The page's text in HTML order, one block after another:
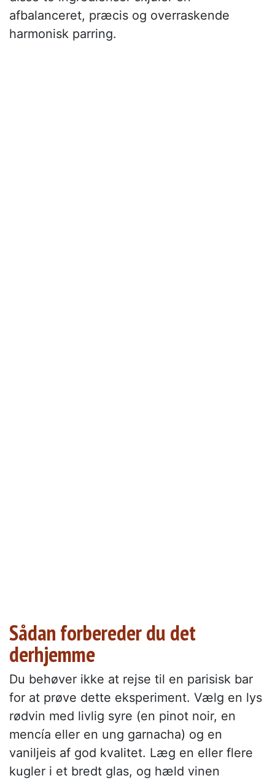
afbalanceret, præcis og overraskende
harmonisk parring.
Sådan forbereder du det
derhjemme
Du behøver ikke at rejse til en parisisk bar
for at prøve dette eksperiment. Vælg en lys
rødvin med livlig syre (en pinot noir, en
mencía eller en ung garnacha) og en
vaniljeis af god kvalitet. Læg en eller flere
kugler i et bredt glas, og hæld vinen